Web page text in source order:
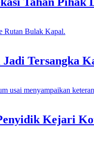
Tersangka
Kejari